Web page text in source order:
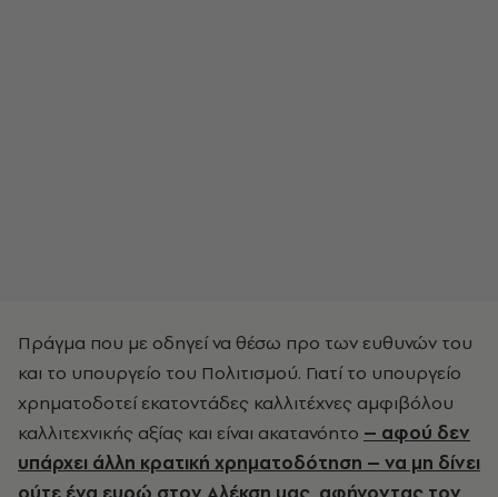
Πράγμα που με οδηγεί να θέσω προ των ευθυνών του
και το υπουργείο του Πολιτισμού. Γιατί το υπουργείο
χρηματοδοτεί εκατοντάδες καλλιτέχνες αμφιβόλου
καλλιτεχνικής αξίας και είναι ακατανόητο – αφού δεν
υπάρχει άλλη κρατική χρηματοδότηση – να μη δίνει